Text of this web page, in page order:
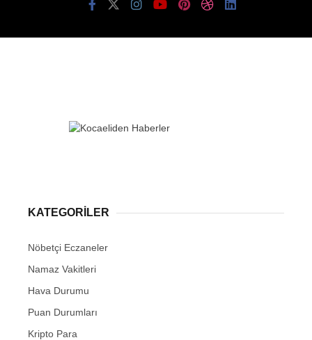
KATEGORİLER
Nöbetçi Eczaneler
Namaz Vakitleri
Hava Durumu
Puan Durumları
Kripto Para